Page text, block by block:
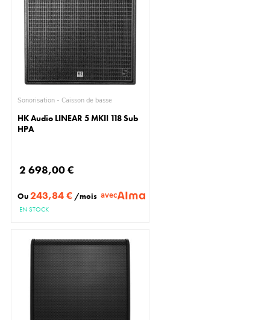
Sonorisation - Caisson de basse
HK Audio LINEAR 5 MKII 118 Sub
HPA
2 698,00 €
Ou243,84 € /mois avec
EN STOCK